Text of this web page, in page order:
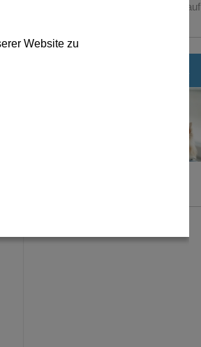
Wie schütze ich mein Tier auf
NEWSLETTER
Website zu